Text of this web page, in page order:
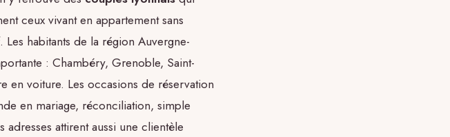
ceux vivant en appartement sans
habitants de la région Auvergne-
: Chambéry, Grenoble, Saint-
en voiture. Les occasions de réservation
en mariage, réconciliation, simple
attirent aussi une clientèle